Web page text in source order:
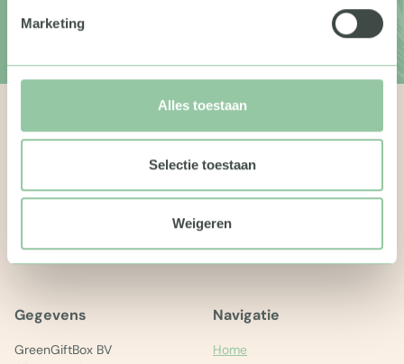
Marketing
Alles toestaan
Selectie toestaan
Weigeren
Verzenden
Gegevens
GreenGiftBox BV
Navigatie
Home